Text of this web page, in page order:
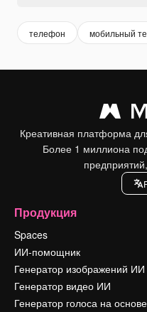
телефон мобильный
Креативная платформа
Более 1 миллиона
Продукция
Spaces
ИИ-помощник
Генератор изображений ИИ
Генератор видео ИИ
Генератор голоса на